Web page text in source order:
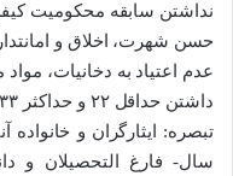
نداشتن سابقه محکومیت
حسن شهرت، اخلاق و
عدم اعتیاد به دخانیات،
داشتن حداقل ۲۲ و حداکثر ۳۳ سال تمام در روز ثبت نام.